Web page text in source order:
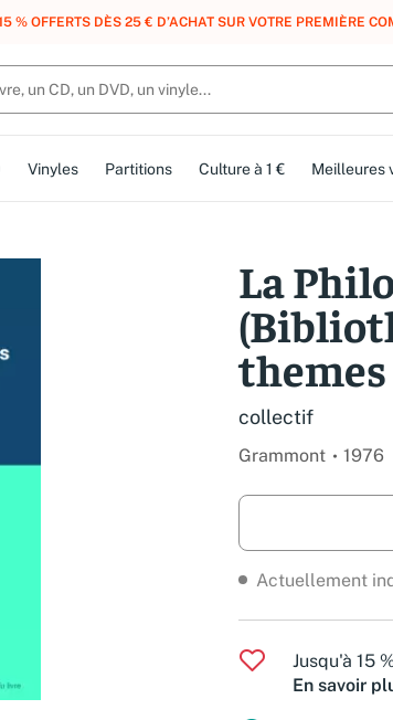
POINTS, DES RÉCOMPENSES :REJOIGNEZ
Vinyles Partitions Culture à 1 € Meilleures
La
themes
collectif
Grammont 1976
Actuellement
Jusqu'à 15
En savoir